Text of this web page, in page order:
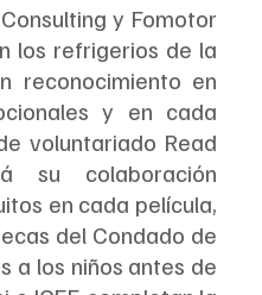
y Fomotor
los refrigerios de la
reconocimiento en
y en cada
voluntariado Read
su colaboración
en cada película,
del Condado de
a los niños antes de